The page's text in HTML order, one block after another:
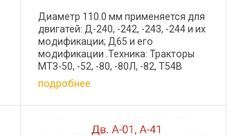
Диаметр 110.0 мм применяется для
двигатей: Д-240, -242, -243, -244 и их
модификации; Д65 и его
модификации .Техника: Тракторы
МТЗ-50, -52, -80, -80Л, -82, Т54В
«Болгар», Т-70С, Т-70В, ЭТЦ 202А
Тракторы ЮМЗ-6, -6АЛ, -6М,
ЭО-304Г, ЛТЗ-60АВ, МТЗ-50, ...
подробнее